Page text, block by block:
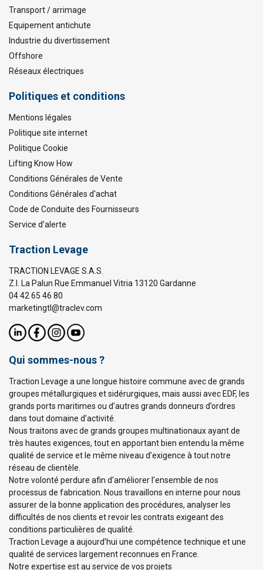
Transport / arrimage
Equipement antichute
Industrie du divertissement
Offshore
Réseaux électriques
Politiques et conditions
Mentions légales
Politique site internet
Politique Cookie
Lifting Know How
Conditions Générales de Vente
Conditions Générales d'achat
Code de Conduite des Fournisseurs
Service d'alerte
Traction Levage
TRACTION LEVAGE S.A.S.
Z.I. La Palun Rue Emmanuel Vitria 13120 Gardanne
04 42 65 46 80
marketingtl@traclev.com
Qui sommes-nous ?
Traction Levage a une longue histoire commune avec de grands
groupes métallurgiques et sidérurgiques, mais aussi avec EDF, les
grands ports maritimes ou d’autres grands donneurs d’ordres
dans tout domaine d’activité.
Nous traitons avec de grands groupes multinationaux ayant de
très hautes exigences, tout en apportant bien entendu la même
qualité de service et le même niveau d’exigence à tout notre
réseau de clientèle.
Notre volonté perdure afin d’améliorer l’ensemble de nos
processus de fabrication. Nous travaillons en interne pour nous
assurer de la bonne application des procédures, analyser les
difficultés de nos clients et revoir les contrats exigeant des
conditions particulières de qualité.
Traction Levage a aujourd’hui une compétence technique et une
qualité de services largement reconnues en France.
Notre expertise est au service de vos projets